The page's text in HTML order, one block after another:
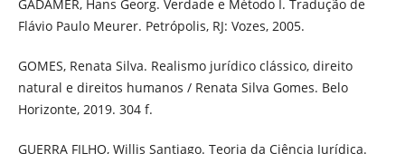
GADAMER, Hans Georg. Verdade e Método I. Tradução de
Flávio Paulo Meurer. Petrópolis, RJ: Vozes, 2005.
GOMES, Renata Silva. Realismo jurídico clássico, direito
natural e direitos humanos / Renata Silva Gomes. Belo
Horizonte, 2019. 304 f.
GUERRA FILHO, Willis Santiago. Teoria da Ciência Jurídica.